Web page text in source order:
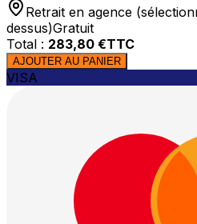
Retrait en agence
dessus)Gratuit
Total : 283,80 €TTC
AJOUTER AU PANIER
VISA